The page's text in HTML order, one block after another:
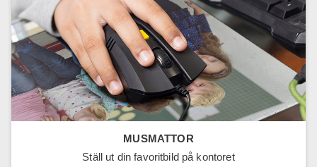
MUSMATTOR
Ställ ut din favoritbild på kontoret